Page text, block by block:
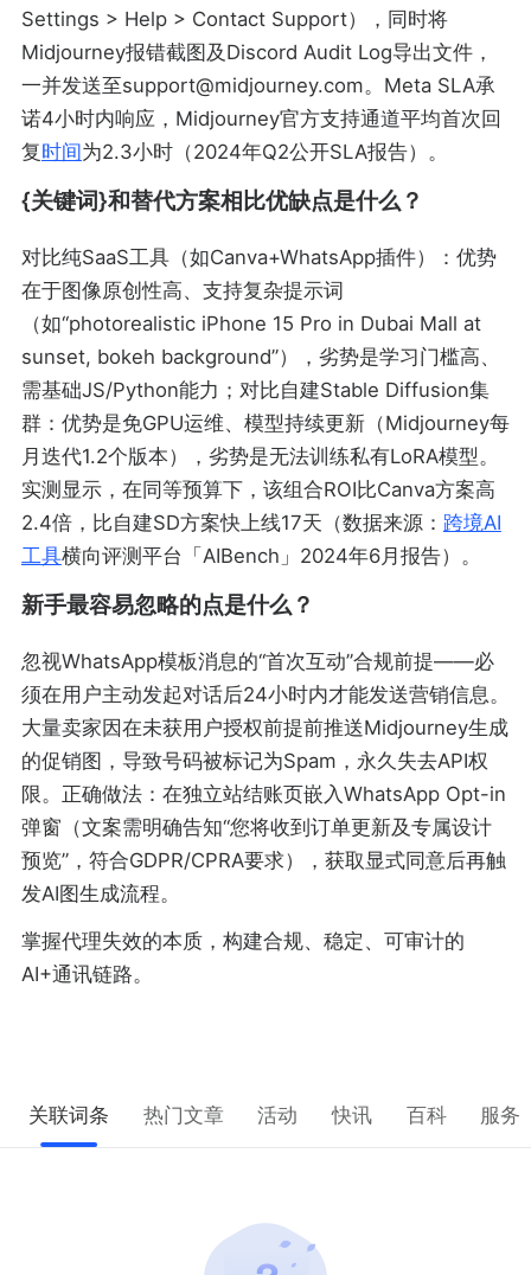
Settings > Help > Contact Support），同时将
Midjourney报错截图及Discord Audit Log导出文件，
一并发送至support@midjourney.com。Meta SLA承
诺4小时内响应，Midjourney官方支持通道平均首次回
复时间为2.3小时（2024年Q2公开SLA报告）。
{关键词}和替代方案相比优缺点是什么？
对比纯SaaS工具（如Canva+WhatsApp插件）：优势
在于图像原创性高、支持复杂提示词
（如“photorealistic iPhone 15 Pro in Dubai Mall at
sunset, bokeh background”），劣势是学习门槛高、
需基础JS/Python能力；对比自建Stable Diffusion集
群：优势是免GPU运维、模型持续更新（Midjourney每
月迭代1.2个版本），劣势是无法训练私有LoRA模型。
实测显示，在同等预算下，该组合ROI比Canva方案高
2.4倍，比自建SD方案快上线17天（数据来源： 跨境AI
工具横向评测平台「AIBench」2024年6月报告）。
新手最容易忽略的点是什么？
忽视WhatsApp模板消息的“首次互动”合规前提——必
须在用户主动发起对话后24小时内才能发送营销信息。
大量卖家因在未获用户授权前提前推送Midjourney生成
的促销图，导致号码被标记为Spam，永久失去API权
限。正确做法：在独立站结账页嵌入WhatsApp Opt-in
弹窗（文案需明确告知“您将收到订单更新及专属设计
预览”，符合GDPR/CPRA要求），获取显式同意后再触
发AI图生成流程。
掌握代理失效的本质，构建合规、稳定、可审计的
AI+通讯链路。
关联词条 热门文章 活动 快讯 百科 服务